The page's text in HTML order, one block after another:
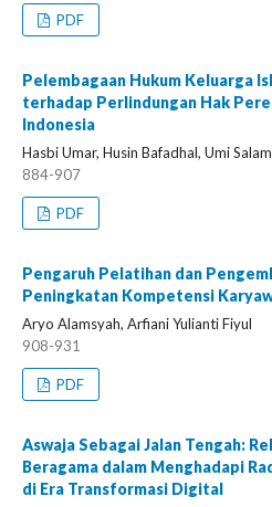
PDF
Pelembagaan Hukum Keluarga
terhadap Perlindungan Hak
Indonesia
Hasbi Umar, Husin Bafadhal, Umi
884-907
PDF
Pengaruh Pelatihan dan
Peningkatan Kompetensi
Aryo Alamsyah, Arfiani Yulianti Fiyul
908-931
PDF
Aswaja Sebagai Jalan Tengah:
Beragama dalam Menghadapi
di Era Transformasi Digital